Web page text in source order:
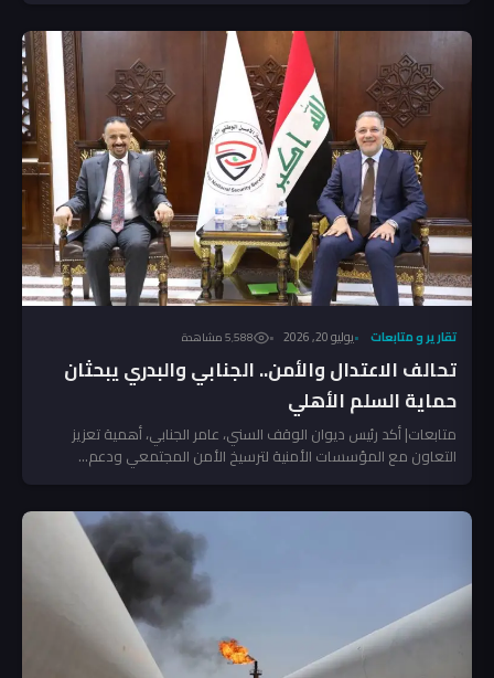
تقارير و متابعات يوليو 20, 2026 5٬588 مشاهدة
تحالف الاعتدال والأمن.. الجنابي والبدري يبحثان
حماية السلم الأهلي
متابعات| أكد رئيس ديوان الوقف السني، عامر الجنابي، أهمية تعزيز
التعاون مع المؤسسات الأمنية لترسيخ الأمن المجتمعي ودعم...